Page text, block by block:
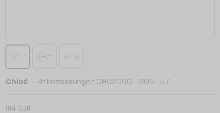
Chloé — Brillenfassungen CH0209O - 006 - 57
184 EUR